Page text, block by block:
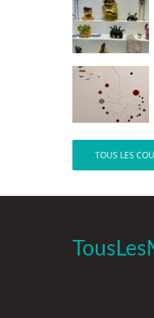
TOUS LES